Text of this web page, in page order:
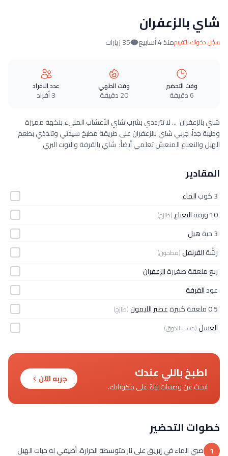
شاي بالزعفران
سجّل دخولك للتقييممنذ 4 أسابيع 35 زيارات
وقت التحضير
6 دقيقة
وقت الطهي
20 دقيقة
عدد الافراد
3 أفراد
شاي بالزعفران ... لا تترددي بشرب شاي الأعشاب المليء بنكهة مميزة
وطيبة جداً، جربي شاي بالزعفران على طريقة مطبخ سيدتي وتلذذي بطعم
الهيل والنعناع المنعش تعلمي أيضاً: شاي بالقرفة والتوت البري
المقادير
3 كوب
الماء
10 ورقة
النعناع(طازج)
3 حبة
هيل
رشّةالقرنفل(مطحون)
ربع ملعقة صغيرةالزعفران
عودالقرفة
0.5 ملعقة كبيرة
عصير الليمون(طازج)
العسل(حسب الذوق)
اطبخ باللي عندك
ابحث عن وصفات بناءً على مكوناتك.
جربه الآن
خطوات التحضير
1 صبي الماء في إبريق على نار متوسطة الحرارة، أضيفي له حبات الهيل